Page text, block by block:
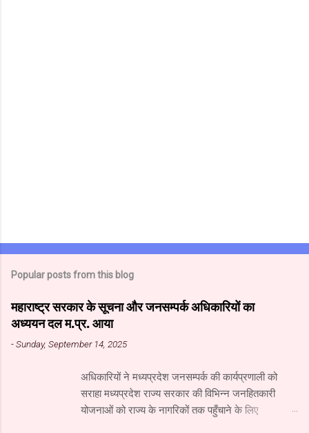
Popular posts from this blog
महाराष्ट्र सरकार के सूचना और जनसम्पर्क अधिकारियों का
अध्ययन दल म.प्र. आया
-Sunday, September 14, 2025
अधिकारियों ने मध्यप्रदेश जनसम्पर्क की कार्यप्रणाली को
सराहा मध्यप्रदेश राज्य सरकार की विभिन्न जनहितकारी
योजनाओं को राज्य के नागरिकों तक पहुँचाने के लिए